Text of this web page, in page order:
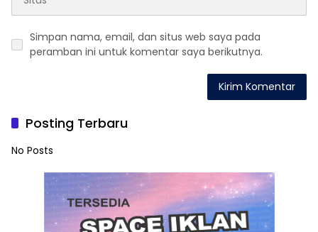
Simpan nama, email, dan situs web saya pada
peramban ini untuk komentar saya berikutnya.
Posting Terbaru
No Posts